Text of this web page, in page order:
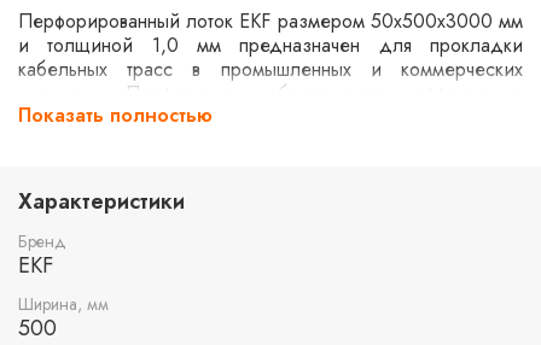
Перфорированный лоток EKF размером 50х500х3000 мм
и толщиной 1,0 мм предназначен для прокладки
кабельных трасс в промышленных и коммерческих
зданиях. Перфорация обеспечивает эффективное
охлаждение кабелей и упрощает крепление. Лоток
для использования в системах электроснабжения и
автоматизации.
Показать полностью
Характеристики
Бренд
EKF
Ширина, мм
500